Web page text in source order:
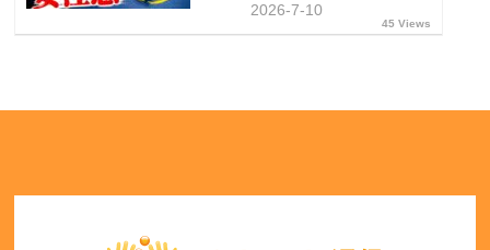
2026-7-10
45 Views